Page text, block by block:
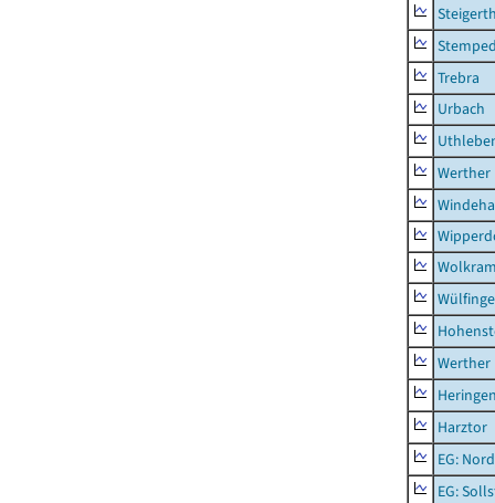
Trebra
Urbach
Werther
Werther
Harztor
EG:
EG: